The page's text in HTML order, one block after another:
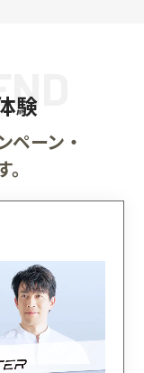
験
ペーン・